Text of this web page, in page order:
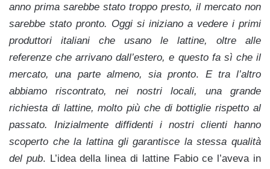
anno prima sarebbe stato troppo presto, il mercato non
sarebbe stato pronto. Oggi si iniziano a vedere i primi
produttori italiani che usano le lattine, oltre alle
referenze che arrivano dall’estero, e questo fa sì che il
mercato, una parte almeno, sia pronto. E tra l’altro
abbiamo riscontrato, nei nostri locali, una grande
richiesta di lattine, molto più che di bottiglie rispetto al
passato. Inizialmente diffidenti i nostri clienti hanno
scoperto che la lattina gli garantisce la stessa qualità
del pub. L’idea della linea di lattine Fabio ce l’aveva in